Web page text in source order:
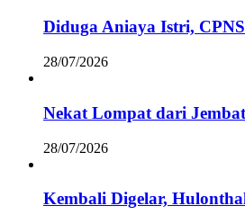
Diduga Aniaya Istri,
28/07/2026
Nekat Lompat dari
28/07/2026
Kembali Digelar,